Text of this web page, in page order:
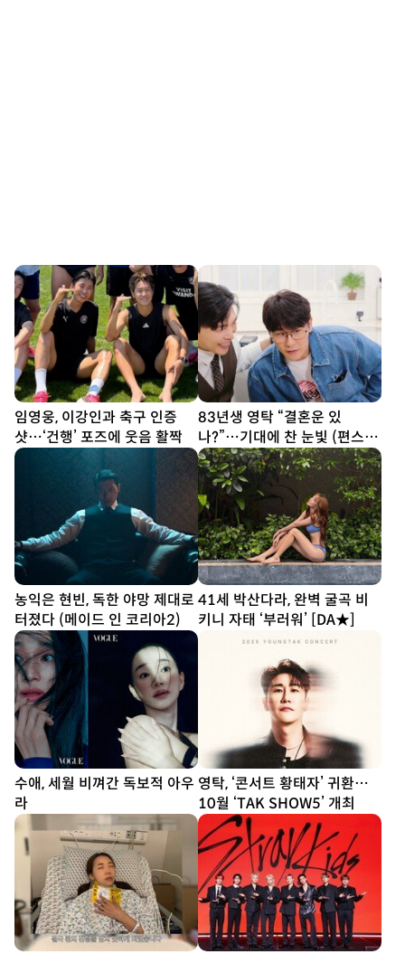
임영웅, 이강인과 축구 인증
샷…‘건행’ 포즈에 웃음 활짝
83년생 영탁 “결혼운 있
나?”…기대에 찬 눈빛 (편스토
랑)
농익은 현빈, 독한 야망 제대로
터졌다 (메이드 인 코리아2)
41세 박산다라, 완벽 굴곡 비
키니 자태 ‘부러워’ [DA★]
수애, 세월 비껴간 독보적 아우
라
영탁, ‘콘서트 황태자’ 귀환…
10월 ‘TAK SHOW5’ 개최